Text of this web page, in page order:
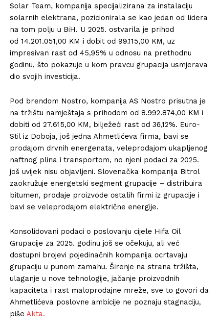
Solar Team, kompanija specijalizirana za instalaciju
solarnih elektrana, pozicionirala se kao jedan od lidera
na tom polju u BiH. U 2025. ostvarila je prihod
od 14.201.051,00 KM i dobit od 99.115,00 KM, uz
impresivan rast od 45,95% u odnosu na prethodnu
godinu, što pokazuje u kom pravcu grupacija usmjerava
dio svojih investicija.
Pod brendom Nostro, kompanija AS Nostro prisutna je
na tržištu namještaja s prihodom od 8.992.874,00 KM i
dobiti od 27.615,00 KM, bilježeći rast od 36,12%. Euro-
Stil iz Doboja, još jedna Ahmetlićeva firma, bavi se
prodajom drvnih energenata, veleprodajom ukapljenog
naftnog plina i transportom, no njeni podaci za 2025.
još uvijek nisu objavljeni. Slovenačka kompanija Bitrol
zaokružuje energetski segment grupacije – distribuira
bitumen, prodaje proizvode ostalih firmi iz grupacije i
bavi se veleprodajom električne energije.
Konsolidovani podaci o poslovanju cijele Hifa Oil
Grupacije za 2025. godinu još se očekuju, ali već
dostupni brojevi pojedinačnih kompanija ocrtavaju
grupaciju u punom zamahu. Širenje na strana tržišta,
ulaganje u nove tehnologije, jačanje proizvodnih
kapaciteta i rast maloprodajne mreže, sve to govori da
Ahmetlićeva poslovne ambicije ne poznaju stagnaciju,
piše Akta.